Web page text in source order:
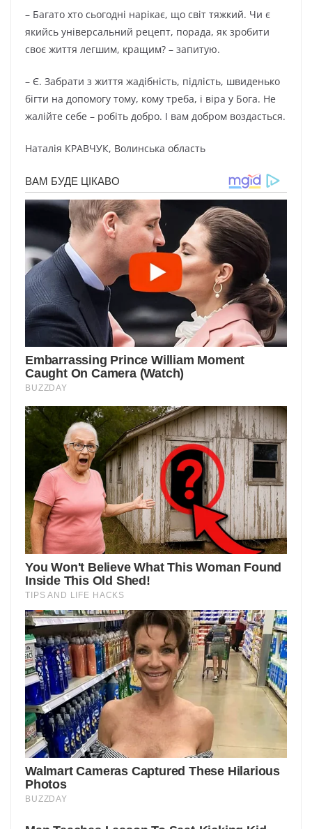
– Багато хто сьогодні нарікає, що світ тяжкий. Чи є
якийсь універсальний рецепт, порада, як зробити
своє життя легшим, кращим? – запитую.
– Є. Забрати з життя жадібність, підлість, швиденько
бігти на допомогу тому, кому треба, і віра у Бога. Не
жалійте себе – робіть добро. І вам добром воздасться.
Наталія КРАВЧУК, Волинська область